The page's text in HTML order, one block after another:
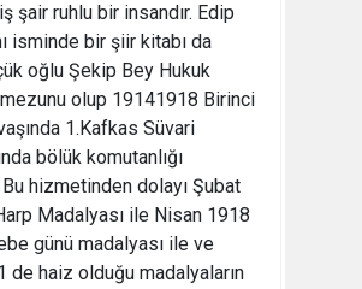
şair ruhlu bir insandır. Edip
isminde bir şiir kitabı da
oğlu Şekip Bey Hukuk
olup 19141918 Birinci
1.Kafkas Süvari
bölük komutanlığı
Bu hizmetinden dolayı Şubat
Madalyası ile Nisan 1918
günü madalyası ile ve
de haiz olduğu madalyaların